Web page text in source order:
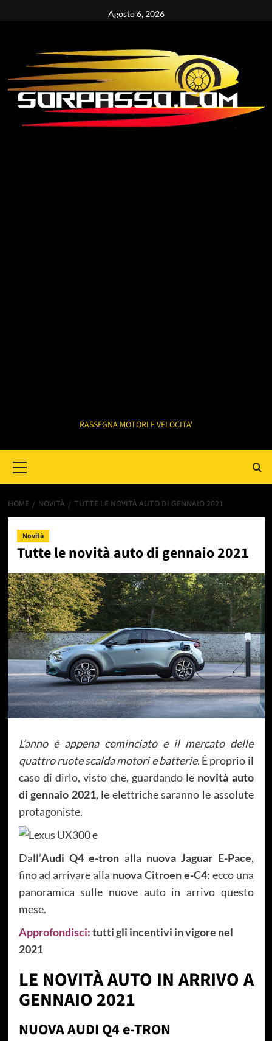
Agosto 6, 2026
RASSEGNA MOTORI E VELOCITA'
Menu
HOME NOVITÀ TUTTE LE NOVITÀ AUTO DI GENNAIO 2021
Novità
Tutte le novità auto di gennaio 2021
L’anno è appena cominciato e il mercato delle
quattro ruote scalda motori e batterie.É proprio il
caso di dirlo, visto che, guardando le novità auto
di gennaio 2021, le elettriche saranno le assolute
protagoniste.
Dall’Audi Q4 e-tron alla nuova Jaguar E-Pace,
fino ad arrivare alla nuova Citroen e-C4: ecco una
panoramica sulle nuove auto in arrivo questo
mese.
Approfondisci:tutti gli incentivi in vigore nel
2021
LE NOVITÀ AUTO IN ARRIVO A
GENNAIO 2021
NUOVA AUDI Q4 e-TRON